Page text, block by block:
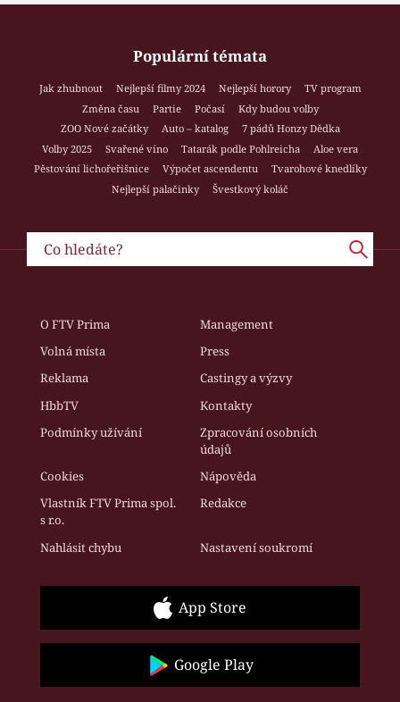
Populární témata
Jak zhubnout Nejlepší filmy 2024 Nejlepší horory
TV program
Změna času
Partie Počasí
Kdy budou volby
ZOO Nové začátky
Auto – katalog
7 pádů Honzy Dědka
Volby 2025
Svařené víno Tatarák podle Pohlreicha
Aloe vera
Pěstování lichořeřišnice
Výpočet ascendentu
Tvarohové knedlíky
Nejlepší palačinky
Švestkový koláč
O FTV Prima
Management
Volná místa
Press
Reklama
Castingy a výzvy
HbbTV
Kontakty
Podmínky užívání
Zpracování osobních
údajů
Cookies
Nápověda
Vlastník FTV Prima spol.
s r.o.
Redakce
Nahlásit chybu Nastavení soukromí
App Store
Google Play